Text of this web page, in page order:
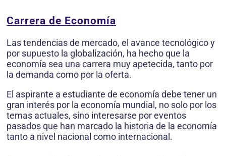
Carrera de Economía
Las tendencias de mercado, el avance tecnológico y
por supuesto la globalización, ha hecho que la
economía sea una carrera muy apetecida, tanto por
la demanda como por la oferta.
El aspirante a estudiante de economía debe tener un
gran interés por la economía mundial, no solo por los
temas actuales, sino interesarse por eventos
pasados que han marcado la historia de la economía
tanto a nivel nacional como internacional.